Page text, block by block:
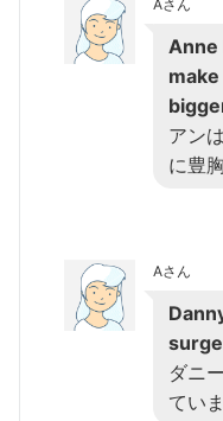
Aさん
アン
に豊
Aさん
ダニ
てい